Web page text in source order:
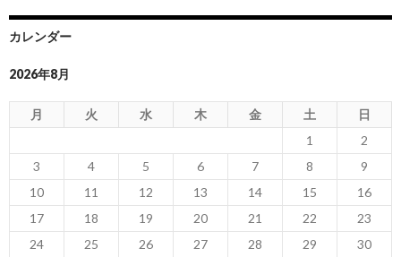
カレンダー
2026年8月
月 火 水 木 金 土
日
1
2
3
4 5 6 7 8
9
10
11 12 13 14 15
16
17
18 19 20 21 22
23
24
25 26 27 28 29
30